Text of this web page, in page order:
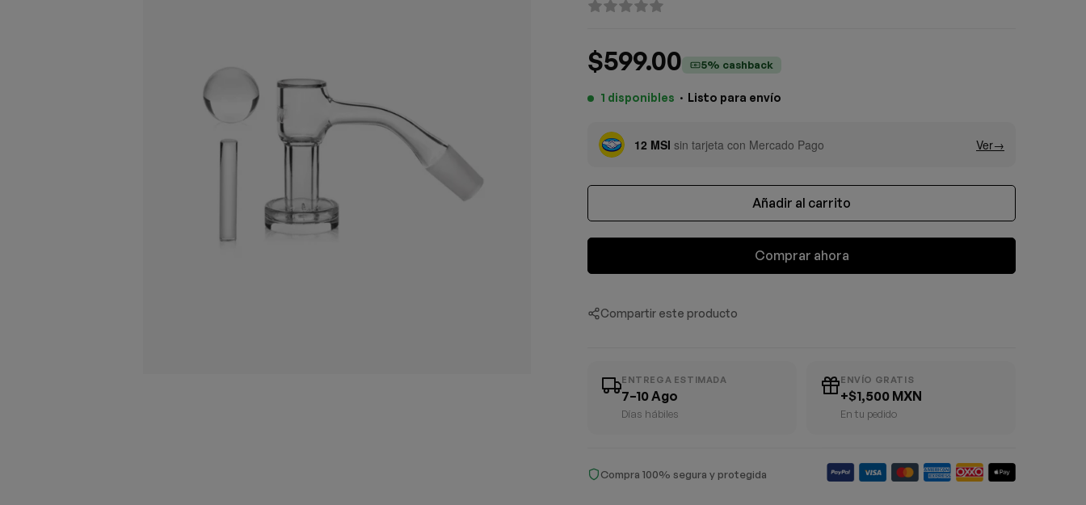
$599.00 5% cashback
1 disponibles · Listo para envío
Añadir al carrito
Comprar ahora
Compartir este producto
ENTREGA ESTIMADA
7–10 Ago
Días hábiles
ENVÍO GRATIS
+$1,500 MXN
En tu pedido
Compra 100% segura y protegida